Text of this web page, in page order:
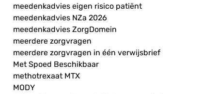
meedenkadvies eigen risico patiënt
meedenkadvies NZa 2026
meedenkadvies ZorgDomein
meerdere zorgvragen
meerdere zorgvragen in één verwijsbrief
Met Spoed Beschikbaar
methotrexaat MTX
MODY